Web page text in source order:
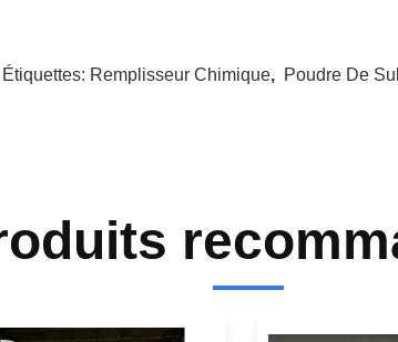
Étiquettes: Remplisseur Chimique, Poudre De